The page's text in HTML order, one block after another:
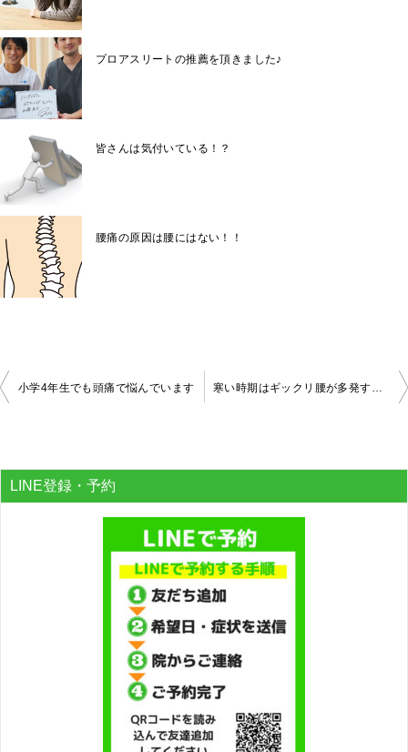
プロアスリートの推薦を頂きました♪
皆さんは気付いている！？
腰痛の原因は腰にはない！！
投
ビ
ゲ
小学4年生でも頭痛で悩んでいます 寒い時期はギックリ腰が多発する！？
LINE登録・予約